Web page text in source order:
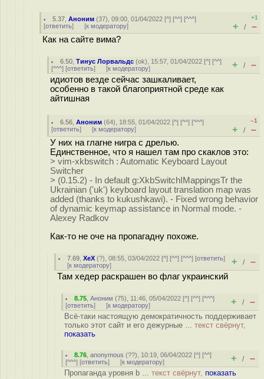
5.37 ,Аноним (37), 09:00, 01/04/2022 [^] [^^] [^^^]
[ответить] [к модератору]
+1
+ / –
Как на сайте вима?
6.50 ,Тинус Лорвальдс (ok), 15:57, 01/04/2022 [^] [^^]
[^^^] [ответить] [к модератору] + / –
идиотов везде сейчас зашкаливает,
особенно в такой благоприятной среде как
айтишная
6.56 ,Аноним (64), 18:55, 01/04/2022 [^] [^^] [^^^]
[ответить] [к модератору]
–1
+ / –
У них на глагне нигра с дрелью.
Единственное, что я нашел там про скаклов это:
> vim-xkbswitch : Automatic Keyboard Layout
Switcher
> (0.15.2) - In default g:XkbSwitchIMappingsTr the
Ukrainian ('uk') keyboard layout translation map was
added (thanks to kukushkawi). - Fixed wrong behavior
of dynamic keymap assistance in Normal mode. -
Alexey Radkov
Как-то не оче на пропагадну похоже.
7.69 ,ХеХ (?), 08:55, 03/04/2022 [^] [^^] [^^^] [ответить]
[к модератору] + / –
Там хедер раскрашен во флаг украинский
8.75 ,Аноним (75), 11:46, 05/04/2022 [^] [^^] [^^^]
[ответить] [к модератору] + / –
Всё-таки настоящую демократичность поддерживает
только этот сайт и его дежурные ... текст свёрнут,
показать
8.76 ,anonymous (??), 10:19, 06/04/2022 [^] [^^]
[^^^] [ответить] [к модератору] + / –
Пропаганда уровня b ... текст свёрнут, показать